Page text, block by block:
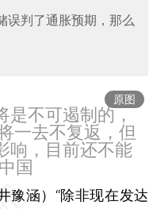
误判了通胀预期，那么
原图
是不可遏制的，
一去不复返，但
响，目前还不能
国
豫涵） “除非现在发达